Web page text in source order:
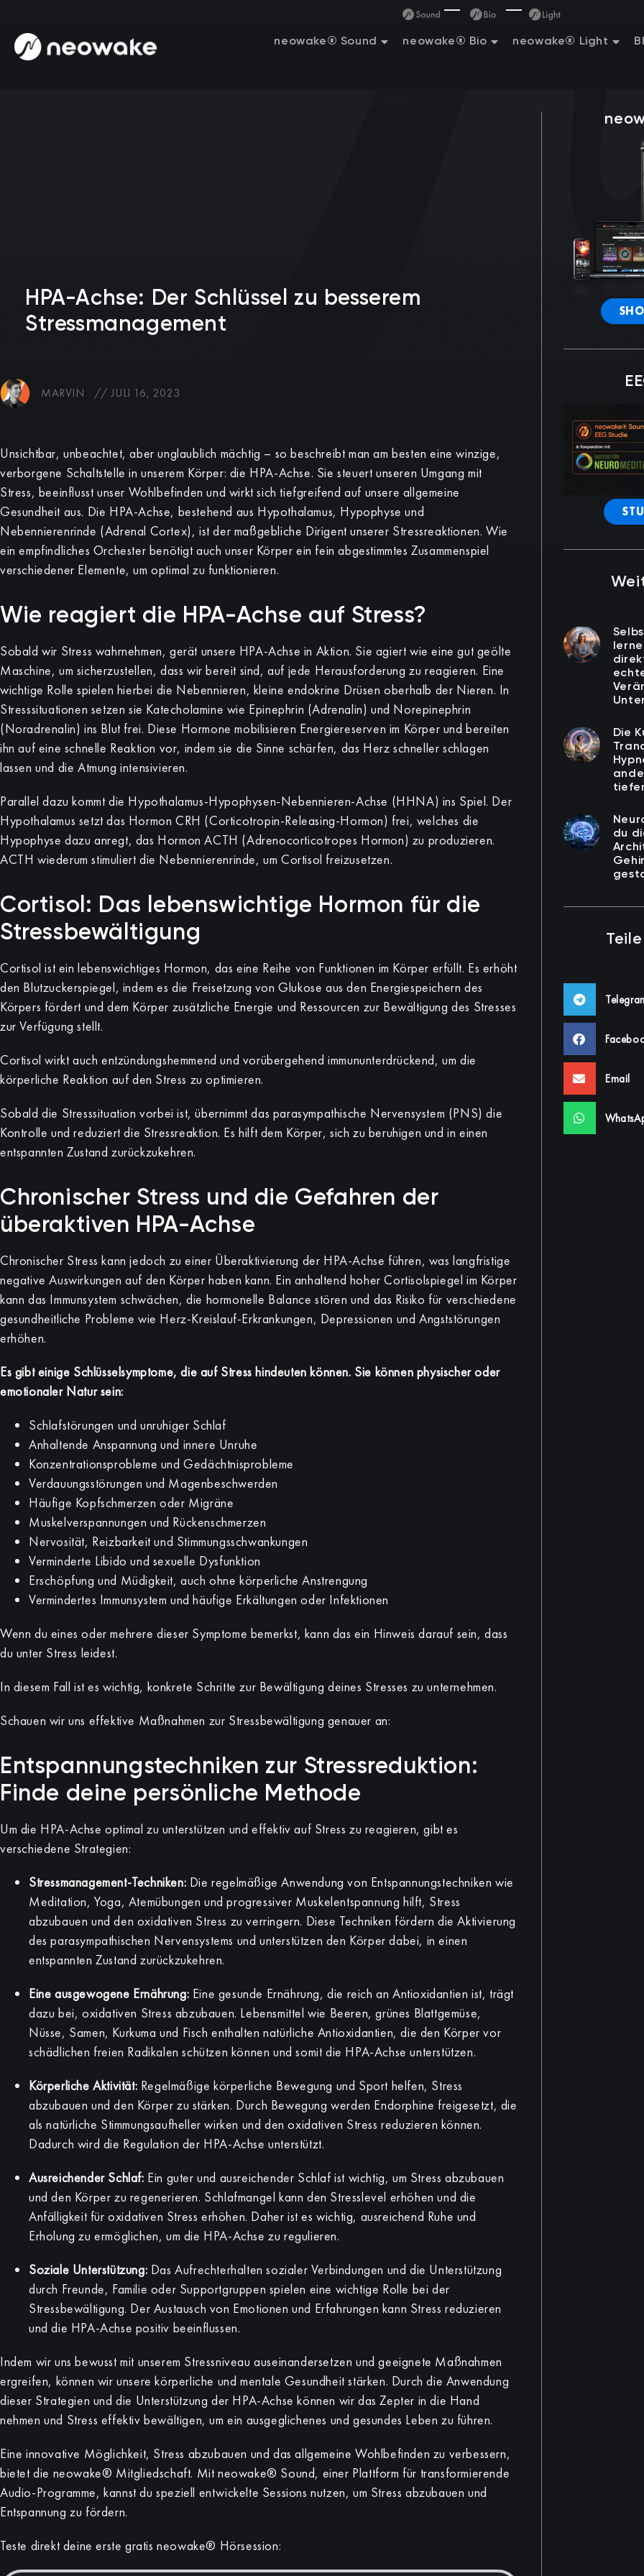
neowake® Sound neowake® Bio neowake® Light
HPA-Achse: Der Schlüssel zu besserem
Stressmanagement
MARVIN // JULI 16, 2023
Unsichtbar, unbeachtet, aber unglaublich mächtig – so beschreibt man am besten eine winzige,
verborgene Schaltstelle in unserem Körper: die HPA-Achse. Sie steuert unseren Umgang mit
Stress, beeinflusst unser Wohlbefinden und wirkt sich tiefgreifend auf unsere allgemeine
Gesundheit aus. Die HPA-Achse, bestehend aus Hypothalamus, Hypophyse und
Nebennierenrinde (Adrenal Cortex), ist der maßgebliche Dirigent unserer Stressreaktionen. Wie
ein empfindliches Orchester benötigt auch unser Körper ein fein abgestimmtes Zusammenspiel
verschiedener Elemente, um optimal zu funktionieren.
Wie reagiert die HPA-Achse auf Stress?
Sobald wir Stress wahrnehmen, gerät unsere HPA-Achse in Aktion. Sie agiert wie eine gut geölte
Maschine, um sicherzustellen, dass wir bereit sind, auf jede Herausforderung zu reagieren. Eine
wichtige Rolle spielen hierbei die Nebennieren, kleine endokrine Drüsen oberhalb der Nieren. In
Stresssituationen setzen sie Katecholamine wie Epinephrin (Adrenalin) und Norepinephrin
(Noradrenalin) ins Blut frei. Diese Hormone mobilisieren Energiereserven im Körper und bereiten
ihn auf eine schnelle Reaktion vor, indem sie die Sinne schärfen, das Herz schneller schlagen
lassen und die Atmung intensivieren.
Parallel dazu kommt die Hypothalamus-Hypophysen-Nebennieren-Achse (HHNA) ins Spiel. Der
Hypothalamus setzt das Hormon CRH (Corticotropin-Releasing-Hormon) frei, welches die
Hypophyse dazu anregt, das Hormon ACTH (Adrenocorticotropes Hormon) zu produzieren.
ACTH wiederum stimuliert die Nebennierenrinde, um Cortisol freizusetzen.
Cortisol: Das lebenswichtige Hormon für die
Stressbewältigung
Cortisol ist ein lebenswichtiges Hormon, das eine Reihe von Funktionen im Körper erfüllt. Es erhöht
den Blutzuckerspiegel, indem es die Freisetzung von Glukose aus den Energiespeichern des
Körpers fördert und dem Körper zusätzliche Energie und Ressourcen zur Bewältigung des Stresses
zur Verfügung stellt.
Cortisol wirkt auch entzündungshemmend und vorübergehend immununterdrückend, um die
körperliche Reaktion auf den Stress zu optimieren.
Sobald die Stresssituation vorbei ist, übernimmt das parasympathische Nervensystem (PNS) die
Kontrolle und reduziert die Stressreaktion. Es hilft dem Körper, sich zu beruhigen und in einen
entspannten Zustand zurückzukehren.
Chronischer Stress und die Gefahren der
überaktiven HPA-Achse
Chronischer Stress kann jedoch zu einer Überaktivierung der HPA-Achse führen, was langfristige
negative Auswirkungen auf den Körper haben kann. Ein anhaltend hoher Cortisolspiegel im Körper
kann das Immunsystem schwächen, die hormonelle Balance stören und das Risiko für verschiedene
gesundheitliche Probleme wie Herz-Kreislauf-Erkrankungen, Depressionen und Angststörungen
erhöhen.
Es gibt einige Schlüsselsymptome, die auf Stress hindeuten können. Sie können physischer oder
emotionaler Natur sein:
Schlafstörungen und unruhiger Schlaf
Anhaltende Anspannung und innere Unruhe
Konzentrationsprobleme und Gedächtnisprobleme
Verdauungsstörungen und Magenbeschwerden
Häufige Kopfschmerzen oder Migräne
Muskelverspannungen und Rückenschmerzen
Nervosität, Reizbarkeit und Stimmungsschwankungen
Verminderte Libido und sexuelle Dysfunktion
Erschöpfung und Müdigkeit, auch ohne körperliche Anstrengung
Vermindertes Immunsystem und häufige Erkältungen oder Infektionen
Wenn du eines oder mehrere dieser Symptome bemerkst, kann das ein Hinweis darauf sein, dass
du unter Stress leidest.
In diesem Fall ist es wichtig, konkrete Schritte zur Bewältigung deines Stresses zu unternehmen.
Schauen wir uns effektive Maßnahmen zur Stressbewältigung genauer an:
Entspannungstechniken zur Stressreduktion:
Finde deine persönliche Methode
Um die HPA-Achse optimal zu unterstützen und effektiv auf Stress zu reagieren, gibt es
verschiedene Strategien:
Stressmanagement-Techniken: Die regelmäßige Anwendung von Entspannungstechniken wie
Meditation, Yoga, Atemübungen und progressiver Muskelentspannung hilft, Stress
abzubauen und den oxidativen Stress zu verringern. Diese Techniken fördern die Aktivierung
des parasympathischen Nervensystems und unterstützen den Körper dabei, in einen
entspannten Zustand zurückzukehren.
Eine ausgewogene Ernährung: Eine gesunde Ernährung, die reich an Antioxidantien ist, trägt
dazu bei, oxidativen Stress abzubauen. Lebensmittel wie Beeren, grünes Blattgemüse,
Nüsse, Samen, Kurkuma und Fisch enthalten natürliche Antioxidantien, die den Körper vor
schädlichen freien Radikalen schützen können und somit die HPA-Achse unterstützen.
Körperliche Aktivität: Regelmäßige körperliche Bewegung und Sport helfen, Stress
abzubauen und den Körper zu stärken. Durch Bewegung werden Endorphine freigesetzt, die
als natürliche Stimmungsaufheller wirken und den oxidativen Stress reduzieren können.
Dadurch wird die Regulation der HPA-Achse unterstützt.
Ausreichender Schlaf: Ein guter und ausreichender Schlaf ist wichtig, um Stress abzubauen
und den Körper zu regenerieren. Schlafmangel kann den Stresslevel erhöhen und die
Anfälligkeit für oxidativen Stress erhöhen. Daher ist es wichtig, ausreichend Ruhe und
Erholung zu ermöglichen, um die HPA-Achse zu regulieren.
Soziale Unterstützung: Das Aufrechterhalten sozialer Verbindungen und die Unterstützung
durch Freunde, Familie oder Supportgruppen spielen eine wichtige Rolle bei der
Stressbewältigung. Der Austausch von Emotionen und Erfahrungen kann Stress reduzieren
und die HPA-Achse positiv beeinflussen.
Indem wir uns bewusst mit unserem Stressniveau auseinandersetzen und geeignete Maßnahmen
ergreifen, können wir unsere körperliche und mentale Gesundheit stärken. Durch die Anwendung
dieser Strategien und die Unterstützung der HPA-Achse können wir das Zepter in die Hand
nehmen und Stress effektiv bewältigen, um ein ausgeglichenes und gesundes Leben zu führen.
Eine innovative Möglichkeit, Stress abzubauen und das allgemeine Wohlbefinden zu verbessern,
bietet die neowake® Mitgliedschaft. Mit neowake® Sound, einer Plattform für transformierende
Audio-Programme, kannst du speziell entwickelte Sessions nutzen, um Stress abzubauen und
Entspannung zu fördern.
Teste direkt deine erste gratis neowake® Hörsession:
Die
du
Email